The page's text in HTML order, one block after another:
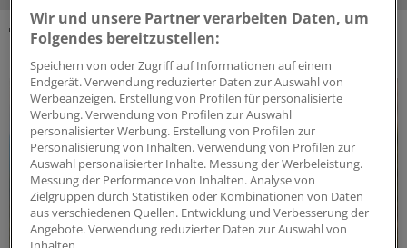
DAS KÖNNTE SIE AUCH INTERESSIEREN
Wir und unsere Partner verarbeiten Daten, um
Folgendes bereitzustellen:
Speichern von oder Zugriff auf Informationen auf einem
Endgerät. Verwendung reduzierter Daten zur Auswahl von
Werbeanzeigen. Erstellung von Profilen für personalisierte
Werbung. Verwendung von Profilen zur Auswahl
personalisierter Werbung. Erstellung von Profilen zur
Personalisierung von Inhalten. Verwendung von Profilen zur
Auswahl personalisierter Inhalte. Messung der Werbeleistung.
Messung der Performance von Inhalten. Analyse von
Zielgruppen durch Statistiken oder Kombinationen von Daten
aus verschiedenen Quellen. Entwicklung und Verbesserung der
Angebote. Verwendung reduzierter Daten zur Auswahl von